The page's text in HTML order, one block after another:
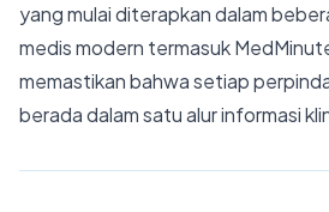
yang mulai diterapkan dalam
medis modern termasuk
memastikan bahwa setiap
berada dalam satu alur informasi